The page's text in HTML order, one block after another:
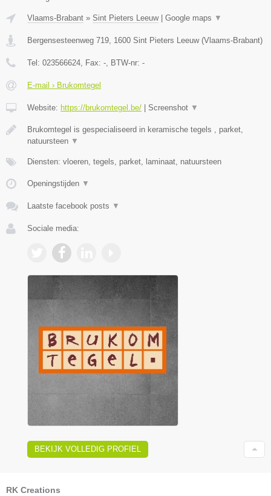
Vlaams-Brabant » Sint Pieters Leeuw| Google maps ▼
Bergensesteenweg 719, 1600 Sint Pieters Leeuw(Vlaams-Brabant)
Tel: 023566624, Fax: -, BTW-nr: -
E-mail › Brukomtegel
Website: https://brukomtegel.be/ Screenshot ▼
Brukomtegel is gespecialiseerd in keramische tegels , parket,
natuursteen ▼
Diensten: vloeren, tegels, parket, laminaat, natuursteen
Openingstijden ▼
Laatste facebook posts ▼
Sociale media:
BEKIJK VOLLEDIG PROFIEL
RK Creations